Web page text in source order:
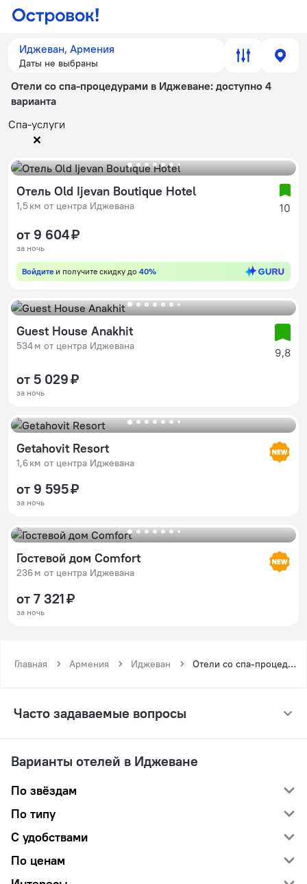
Иджеван, Армения
Даты не выбраны
Отели со спа-процедурами в Иджеване: доступно 4
варианта
Спа-услуги
Отель Old Ijevan Boutique Hotel
1,5 км от центра Иджевана 10
от 9 604 ₽
за ночь
Войдите и получите скидку до 40%
Guest House Anakhit
534 м от центра Иджевана
9,8
от 5 029 ₽
за ночь
Getahovit Resort
1,6 км от центра Иджевана
от 9 595 ₽
за ночь
Гостевой дом Comfort
236 м от центра Иджевана
от 7 321 ₽
за ночь
Главная Армения Иджеван Отели со спа-процедурами в Иджеване
Часто задаваемые вопросы
Варианты отелей в Иджеване
По звёздам
По типу
С удобствами
По ценам